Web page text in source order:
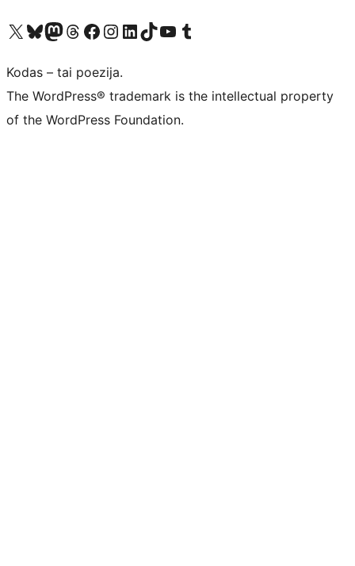
Visit our X (formerly Twitter) account
Apsilankykite mūsų Bluesky paskyroje
Visit our Mastodon account
Apsilankykite mūsų Threads paskyroje
Visit our Facebook page
Visit our Instagram account
Visit our LinkedIn account
Apsilankykite mūsų TikTok paskyroje
Visit our YouTube channel
Apsilankykite mūsų Tumblr paskyroje
Kodas – tai poezija.
The WordPress® trademark is the intellectual property
of the WordPress Foundation.